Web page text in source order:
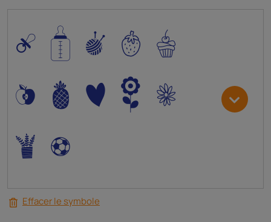
0 / I 5 6
* - + ) 3
. ,
Effacer le symbole